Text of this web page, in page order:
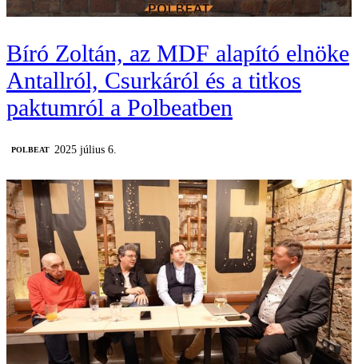
Bíró Zoltán, az MDF alapító elnöke
Antallról, Csurkáról és a titkos
paktumról a Polbeatben
‎POLBEAT 2025 július 6.